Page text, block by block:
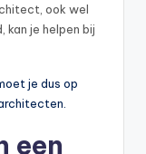
ook wel
kan je helpen bij
je dus op
een